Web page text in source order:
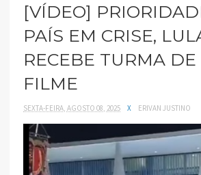
[VÍDEO]
PAÍS EM CRISE,
RECEBE TURMA DE
FILME
SEXTA-FEIRA, AGOSTO 08, 2025 X ERIVAN JUSTINO